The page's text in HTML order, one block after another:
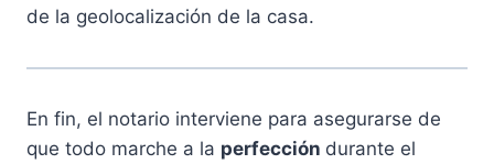
de la geolocalización de la casa.
En fin, el notario interviene para asegurarse de
que todo marche a la perfección durante el